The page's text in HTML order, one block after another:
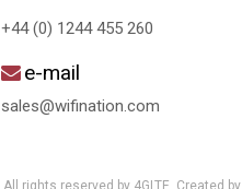
+44 (0) 1244 455 260
e-mail
sales@wifination.com
All rights reserved by 4GLTE. Created by